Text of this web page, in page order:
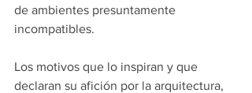
de ambientes presuntamente
incompatibles.
Los motivos que lo inspiran y que
declaran su afición por la arquitectura,